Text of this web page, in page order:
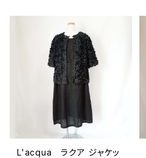
L'acqua ラクア ジャケッ